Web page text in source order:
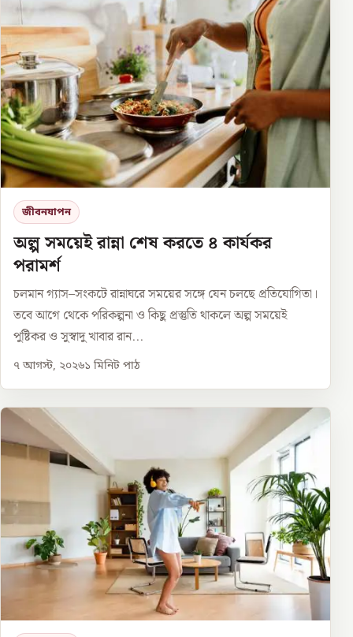
জীবনযাপন
অল্প সময়েই রান্না শেষ করতে ৪ কার্যকর
পরামর্শ
চলমান গ্যাস–সংকটে রান্নাঘরে সময়ের সঙ্গে যেন চলছে প্রতিযোগিতা।
তবে আগে থেকে পরিকল্পনা ও কিছু প্রস্তুতি থাকলে অল্প সময়েই
পুষ্টিকর ও সুস্বাদু খাবার রান...
৭ আগস্ট, ২০২৬১ মিনিট পাঠ